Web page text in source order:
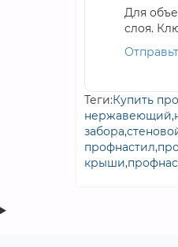
Для
слоя.
Теги:Купить
нержавеющий,
забора,
профнастил,
крыши,